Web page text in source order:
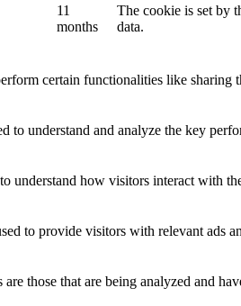
11
months
The cookie is set by
data.
certain functionalities like sharing
to understand and analyze the key
understand how visitors interact with
to provide visitors with relevant ads
those that are being analyzed and